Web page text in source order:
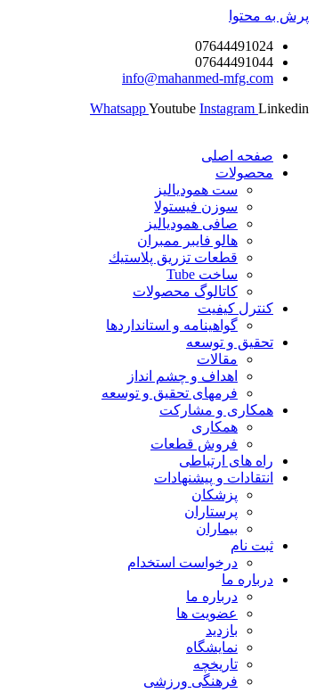
پرش به محتوا
07644491024
07644491044
info@mahanmed-mfg.com
WhatsappYoutube Instagram Linkedin
صفحه اصلی
محصولات
ست همودیالیز
سوزن فیستولا
صافی همودیالیز
هالو فایبر ممبران
قطعات تزريق پلاستيك
ساخت Tube
کاتالوگ محصولات
کنترل کیفیت
گواهينامه و استانداردها
تحقيق و توسعه
مقالات
اهداف و چشم انداز
فرمهای تحقیق و توسعه
همکاری و مشارکت
همکاری
فروش قطعات
راه های ارتباطی
انتقادات و پيشنهادات
پزشكان
پرستاران
بيماران
ثبت نام
درخواست استخدام
درباره ما
درباره ما
عضویت ها
بازدید
نمایشگاه
تاريخچه
فرهنگی ورزشی